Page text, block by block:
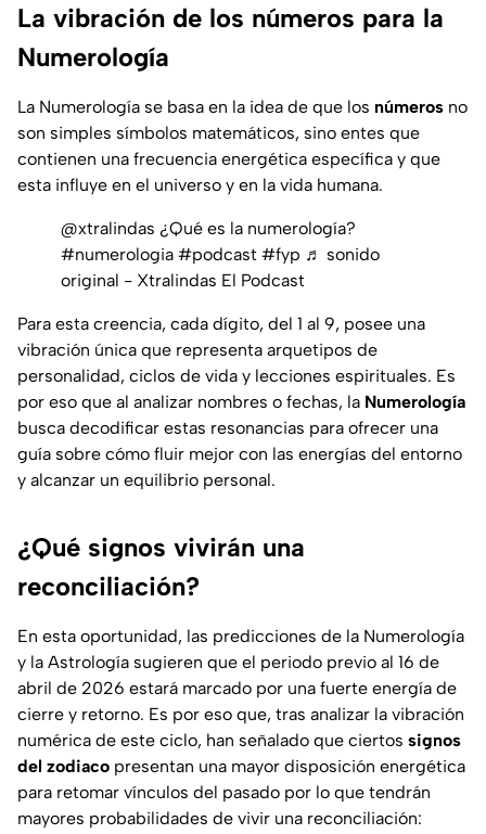
La vibración de los números para la
Numerología
La Numerología se basa en la idea de que los números no
son simples símbolos matemáticos, sino entes que
contienen una frecuencia energética específica y que
esta influye en el universo y en la vida humana.
@xtralindas ¿Qué es la numerología?
#numerologia #podcast #fyp ♬ sonido
original - Xtralindas El Podcast
Para esta creencia, cada dígito, del 1 al 9, posee una
vibración única que representa arquetipos de
personalidad, ciclos de vida y lecciones espirituales. Es
por eso que al analizar nombres o fechas, la Numerología
busca decodificar estas resonancias para ofrecer una
guía sobre cómo fluir mejor con las energías del entorno
y alcanzar un equilibrio personal.
¿Qué signos vivirán una
reconciliación?
En esta oportunidad, las predicciones de la Numerología
y la Astrología sugieren que el periodo previo al 16 de
abril de 2026 estará marcado por una fuerte energía de
cierre y retorno. Es por eso que, tras analizar la vibración
numérica de este ciclo, han señalado que ciertos signos
del zodiaco presentan una mayor disposición energética
para retomar vínculos del pasado por lo que tendrán
mayores probabilidades de vivir una reconciliación: